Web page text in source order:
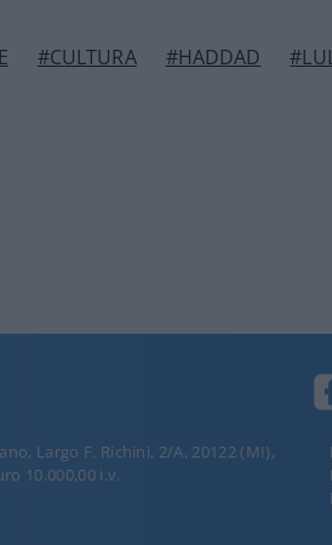
#CULTURA #HADDAD
Largo F. Richini, 2/A, 20122 (MI),
10.000,00 i.v.